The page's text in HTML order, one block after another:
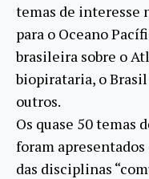
temas de interesse
para o Oceano
brasileira sobre o
biopirataria, o
outros.
Os quase 50 temas
foram
das disciplinas